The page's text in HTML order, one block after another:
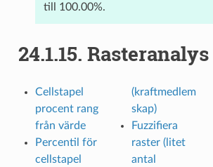
till 100.00%.
24.1.15. Rasteranalys
Cellstapel
procent rang
från värde
Percentil för
cellstapel
(kraftmedlem
skap)
Fuzzifiera
raster (litet
antal